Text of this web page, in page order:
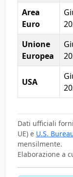
Area
Euro
Unione
Europea
USA
Dati ufficiali
UE) e U.S.
mensilmente.
Elaborazione a